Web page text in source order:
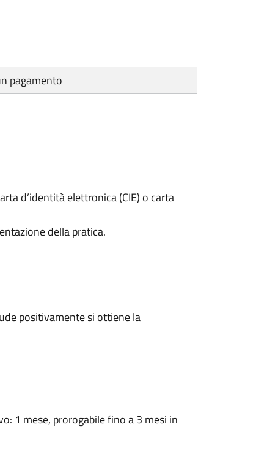
pagamento
d’identità elettronica (CIE) o carta
della pratica.
positivamente si ottiene la
1 mese, prorogabile fino a 3 mesi in